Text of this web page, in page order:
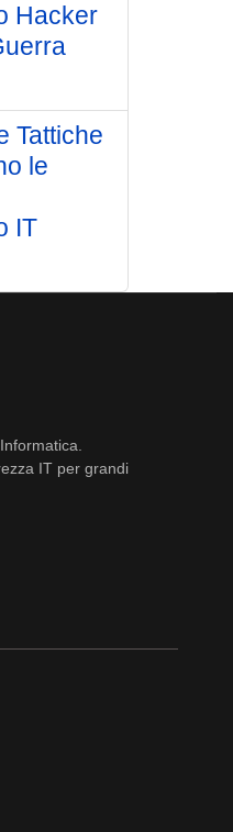
Hacker
Tattiche
le
IT
IT per grandi